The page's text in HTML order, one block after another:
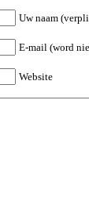
Uw naam
E-mail (word
Website